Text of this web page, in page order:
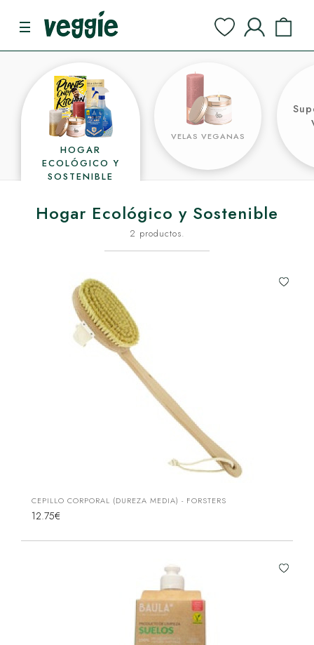
HOGAR
ECOLÓGICO Y
SOSTENIBLE
VELAS VEGANAS
Hogar Ecológico y Sostenible
2 productos.
CEPILLO CORPORAL (DUREZA MEDIA) - FORSTERS
12.75€